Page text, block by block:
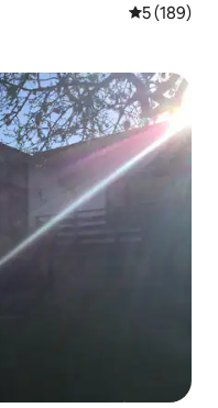
평점 5점(5
5 (189)